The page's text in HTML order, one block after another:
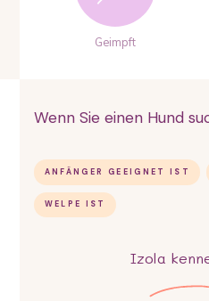
Geimpft
Wenn Sie einen Hund
ANFÄNGER GEEIGNET IST
WELPE IST
Izola